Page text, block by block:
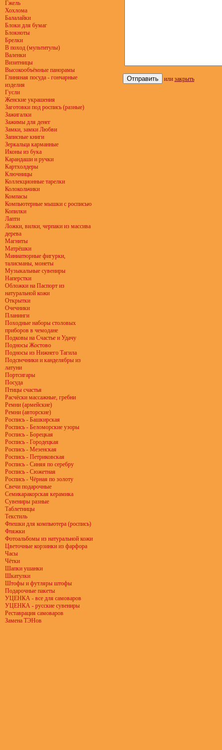
Гжель
Хохлома
Балалайки
Блоки для бумаг
Блокноты
Брелки
В поход (мультитулы)
Валенки
Визитницы
Высокообъёмные панорамы
Глиняная посуда - гончарные
изделия
Гусли
Женские украшения
Заготовки под роспись (разные)
Зажигалки
Зажимы для денег
Замки, замки Любви
Записные книги
Зеркальца карманные
Иконы из бука
Карандаши и ручки
Картхолдеры
Ключницы
Коллекционные тарелки
Колокольчики
Компасы
Компьютерные мышки с росписью
Копилки
Лапти
Ложки, вилки, черпаки из массива
дерева
Магниты
Матрёшки
Миниатюрные фигурки,
талисманы, монеты
Музыкальные сувениры
Наперстки
Обложки на Паспорт из
натуральной кожи
Открытки
Очечники
Планинги
Походные наборы столовых
приборов в чемодане
Подковы на Счастье и Удачу
Подносы Жостово
Подносы из Нижнего Тагила
Подсвечники и канделябры из
латуни
Портсигары
Посуда
Птицы счастья
Расчёски массажные, гребни
Ремни (армейские)
Ремни (авторские)
Роспись - Башкирская
Роспись - Беломорские узоры
Роспись - Борецкая
Роспись - Городецкая
Роспись - Мезенская
Роспись - Петриковская
Роспись - Синяя по серебру
Роспись - Сюжетная
Роспись - Чёрная по золоту
Свечи подарочные
Семикаракорская керамика
Сувениры разные
Таблетницы
Текстиль
Флешки для компьютера (роспись)
Фляжки
Фотоальбомы из натуральной кожи
Цветочные корзинки из фарфора
Часы
Чётки
Шапки ушанки
Шкатулки
Штофы и футляры штофы
Подарочные пакеты
УЦЕНКА - все для самоваров
УЦЕНКА - русские сувениры
Реставрация самоваров
Замена ТЭНов
или закрыть